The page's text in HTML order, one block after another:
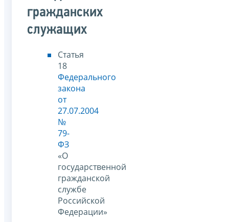
гражданских
служащих
Статья
18
Федерального
закона
от
27.07.2004
№
79-
ФЗ
«О
государственной
гражданской
службе
Российской
Федерации»